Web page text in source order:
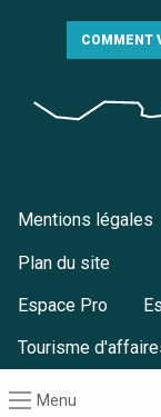
Menu
COMMENT
Mentions légales
Plan du site
Espace Pro
Tourisme